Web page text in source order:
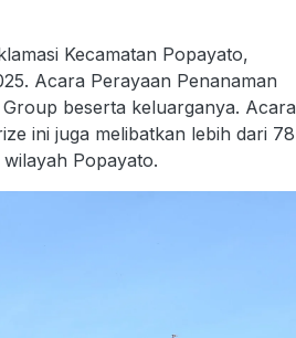
Kecamatan Popayato,
Acara Perayaan Penanaman
beserta keluarganya. Acara
ini juga melibatkan lebih dari 78
Popayato.